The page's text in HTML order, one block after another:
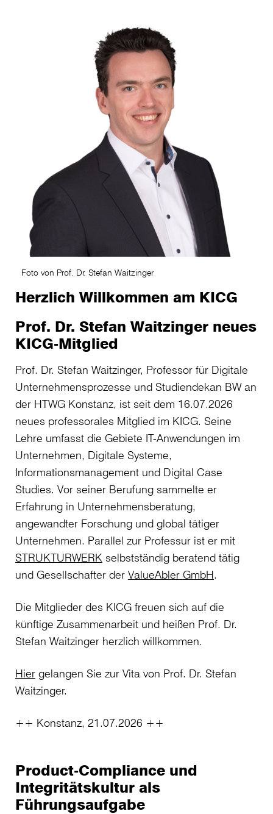
Foto von Prof. Dr. Stefan Waitzinger
Herzlich Willkommen am KICG
Prof. Dr. Stefan Waitzinger neues
KICG-Mitglied
Prof. Dr. Stefan Waitzinger, Professor für Digitale
Unternehmensprozesse und Studiendekan BW an
der HTWG Konstanz, ist seit dem 16.07.2026
neues professorales Mitglied im KICG. Seine
Lehre umfasst die Gebiete IT-Anwendungen im
Unternehmen, Digitale Systeme,
Informationsmanagement und Digital Case
Studies. Vor seiner Berufung sammelte er
Erfahrung in Unternehmensberatung,
angewandter Forschung und global tätiger
Unternehmen. Parallel zur Professur ist er mit
STRUKTURWERK selbstständig beratend tätig
und Gesellschafter der ValueAbler GmbH.
Die Mitglieder des KICG freuen sich auf die
künftige Zusammenarbeit und heißen Prof. Dr.
Stefan Waitzinger herzlich willkommen.
Hier gelangen Sie zur Vita von Prof. Dr. Stefan
Waitzinger.
++ Konstanz, 21.07.2026 ++
Product-Compliance und
Integritätskultur als
Führungsaufgabe